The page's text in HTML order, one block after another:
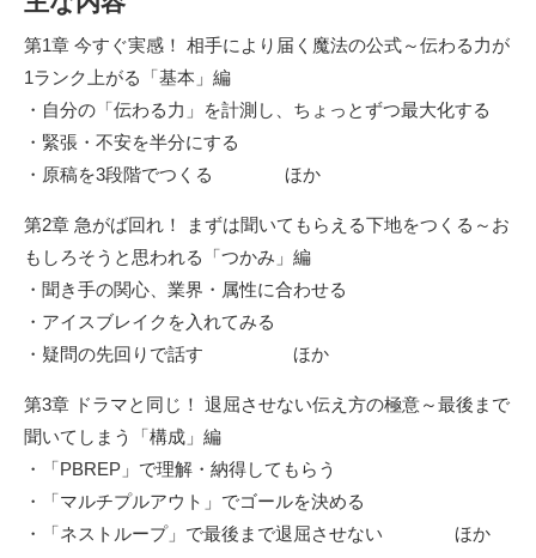
第1章 今すぐ実感！ 相手により届く魔法の公式～伝わる力が
1ランク上がる「基本」編
・自分の「伝わる力」を計測し、ちょっとずつ最大化する
・緊張・不安を半分にする
・原稿を3段階でつくる ほか
第2章 急がば回れ！ まずは聞いてもらえる下地をつくる～お
もしろそうと思われる「つかみ」編
・聞き手の関心、業界・属性に合わせる
・アイスブレイクを入れてみる
・疑問の先回りで話す ほか
第3章 ドラマと同じ！ 退屈させない伝え方の極意～最後まで
聞いてしまう「構成」編
・「PBREP」で理解・納得してもらう
・「マルチプルアウト」でゴールを決める
・「ネストループ」で最後まで退屈させない ほか